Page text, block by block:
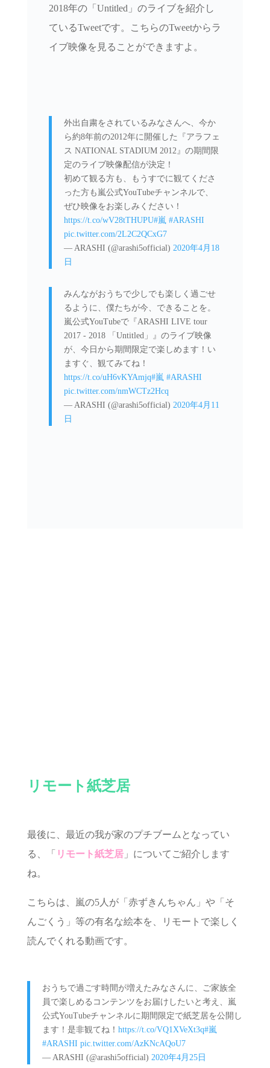
2018年の「Untitled」のライブを紹介し
ているTweetです。こちらのTweetからラ
イブ映像を見ることができますよ。
外出自粛をされているみなさんへ、今か
ら約8年前の2012年に開催した『アラフェ
ス NATIONAL STADIUM 2012』の期間限
定のライブ映像配信が決定！
初めて観る方も、もうすでに観てくださ
った方も嵐公式YouTubeチャンネルで、
ぜひ映像をお楽しみください！
https://t.co/wV28tTHUPU#嵐 #ARASHI
pic.twitter.com/2L2C2QCxG7
— ARASHI (@arashi5official) 2020年4月18
日
みんながおうちで少しでも楽しく過ごせ
るように、僕たちが今、できることを。
嵐公式YouTubeで『ARASHI LIVE tour
2017 - 2018 「Untitled」』のライブ映像
が、今日から期間限定で楽しめます！い
ますぐ、観てみてね！
https://t.co/uH6vKYAmjq#嵐 #ARASHI
pic.twitter.com/nmWCTz2Hcq
— ARASHI (@arashi5official) 2020年4月11
日
リモート紙芝居
最後に、最近の我が家のプチブームとなってい
る、「 リモート紙芝居」についてご紹介します
ね。
こちらは、嵐の5人が「赤ずきんちゃん」や「そ
んごくう」等の有名な絵本を、リモートで楽しく
読んでくれる動画です。
おうちで過ごす時間が増えたみなさんに、ご家族全
員で楽しめるコンテンツをお届けしたいと考え、嵐
公式YouTubeチャンネルに期間限定で紙芝居を公開し
ます！是非観てね！ https://t.co/VQ1XVeXt3q#嵐
#ARASHI pic.twitter.com/AzKNcAQoU7
— ARASHI (@arashi5official) 2020年4月25日